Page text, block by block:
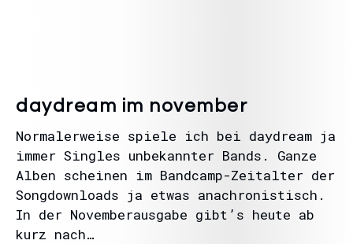
daydream im november
Normalerweise spiele ich bei daydream ja
immer Singles unbekannter Bands. Ganze
Alben scheinen im Bandcamp-Zeitalter der
Songdownloads ja etwas anachronistisch.
In der Novemberausgabe gibt’s heute ab
kurz nach…